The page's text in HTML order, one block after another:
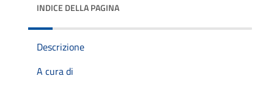
INDICE DELLA PAGINA
Descrizione
A cura di